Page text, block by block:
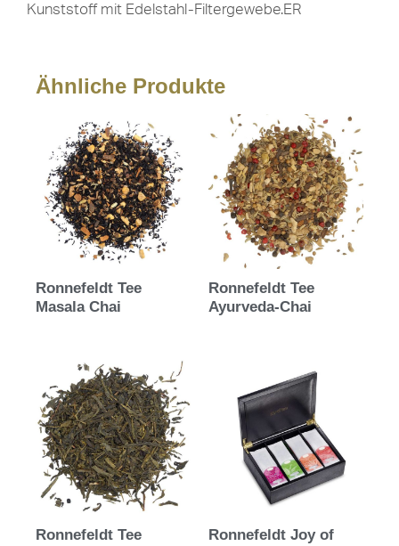
Kunststoff mit Edelstahl-Filtergewebe.ER
Ähnliche Produkte
Ronnefeldt Tee
Masala Chai
Ronnefeldt Tee
Ayurveda-Chai
Ronnefeldt Tee
Ronnefeldt Joy of